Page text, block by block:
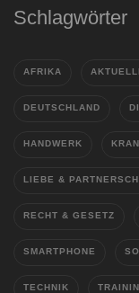
Schlagwörter
AFRIKA
DEUTSCHLAND
HANDWERK
LIEBE &
RECHT & GESETZ
SMARTPHONE
TECHNIK